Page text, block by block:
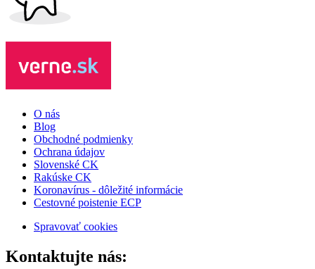
O nás
Blog
Obchodné podmienky
Ochrana údajov
Slovenské CK
Rakúske CK
Koronavírus - dôležité informácie
Cestovné poistenie ECP
Spravovať cookies
Kontaktujte nás: